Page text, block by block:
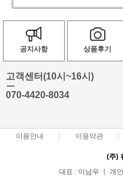
공지사항 상품후기
고객센터(10시~16시)
ㅡ
070-4420-8034
이용안내 이용약관
(주)
대표 : 이남우 ㅣ 개